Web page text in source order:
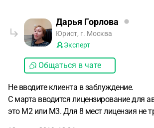
Дарья Горлова
Юрист, г. Москва
Эксперт
Общаться в чате
Не вводите клиента в заблуждение.
С марта вводится лицензирование для
это М2 или М3. Для 8 мест лицензия не